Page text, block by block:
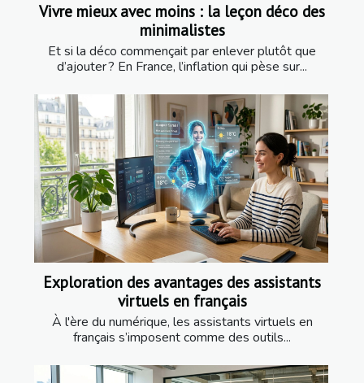
Vivre mieux avec moins : la leçon déco des
minimalistes
Et si la déco commençait par enlever plutôt que
d’ajouter ? En France, l’inflation qui pèse sur...
Exploration des avantages des assistants
virtuels en français
À l'ère du numérique, les assistants virtuels en
français s’imposent comme des outils...